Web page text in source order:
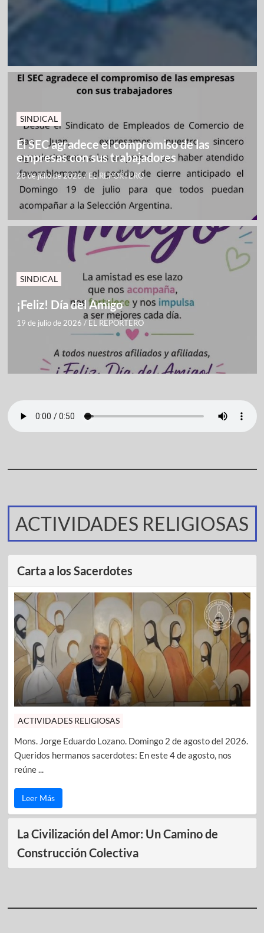
SINDICAL
El SEC agradece el compromiso de las
empresas con sus trabajadores
28 de julio de 2026/ EL REPORTERO
SINDICAL
¡Feliz! Día del Amigo
19 de julio de 2026 / EL REPORTERO
ACTIVIDADES RELIGIOSAS
Carta a los Sacerdotes
ACTIVIDADES RELIGIOSAS
Mons. Jorge Eduardo Lozano. Domingo 2 de agosto del 2026.
Queridos hermanos sacerdotes: En este 4 de agosto, nos
reúne ...
Leer Más
La Civilización del Amor: Un Camino de
Construcción Colectiva